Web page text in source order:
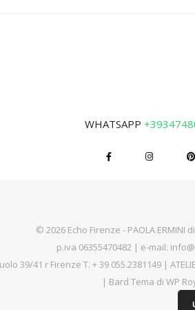
WHATSAPP
© 2026 Echo Firenze - PAOLA ERMINI
p.iva 06355470482 | e-mail:
39/41 r Firenze T. + 39 055.2381149 |
| Bard Tema di WP